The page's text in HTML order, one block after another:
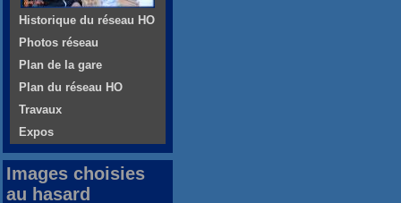
Historique du réseau HO
Photos réseau
Plan de la gare
Plan du réseau HO
Travaux
Expos
Images choisies
au hasard